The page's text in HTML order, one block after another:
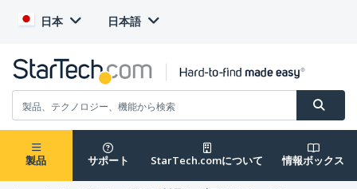
日本 日本語
製品 サポート StarTech.comについて 情報ボックス